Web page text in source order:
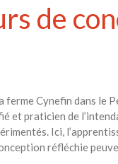
de
ferme Cynefin dans
et praticien de
Ici,
réfléchie